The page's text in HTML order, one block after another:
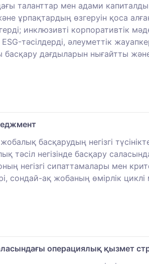
таланттар мен адами капиталды
ұрпақтардың өзгеруін қоса
инклюзивті корпоративтік
тәсілдерді, әлеуметтік
дағдыларын нығайтты және
басқарудың негізгі
тәсіл негізінде басқару
негізгі сипаттамалары мен
сондай-ақ жобаның өмірлік циклі
операциялық қызмет